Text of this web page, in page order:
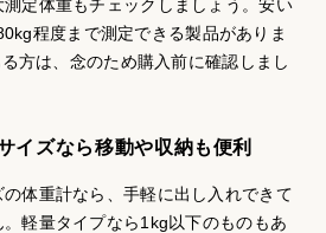
定体重もチェックしましょう。安い
程度まで測定できる製品がありま
方は、念のため購入前に確認しまし
イズなら移動や収納も便利
体重計なら、手軽に出し入れできて
軽量タイプなら1kg以下のものもあ